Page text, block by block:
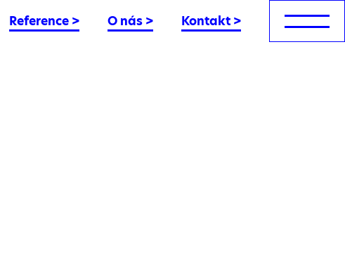
Reference > O nás > Kontakt >